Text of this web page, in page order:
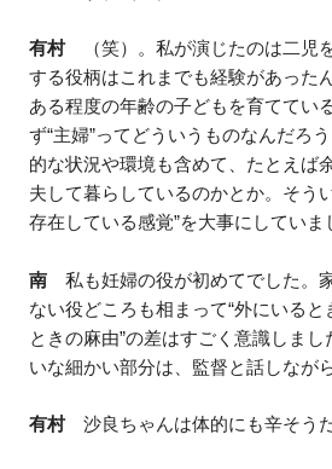
有村（笑）。私が演じたのは二児
する役柄はこれまでも経験があった
ある程度の年齢の子どもを育ててい
ず“主婦”ってどういうものなんだろ
的な状況や環境も含めて、たとえば
夫して暮らしているのかとか。そう
存在している感覚”を大事にしていま
南 私も妊婦の役が初めてでした。
ない役どころも相まって“外にいると
ときの麻由”の差はすごく意識しま
いな細かい部分は、監督と話しなが
有村沙良ちゃんは体的にも辛そうだ